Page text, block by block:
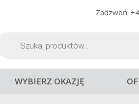
Zadzwoń:
produktów
WYBIERZ OKAZJĘ